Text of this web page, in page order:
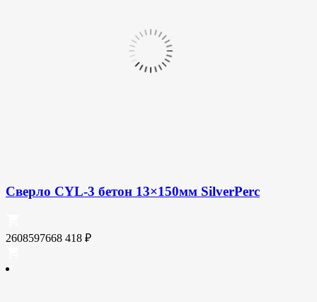
Сверло CYL-3 бетон 13×150мм SilverPerc
2608597668 418 ₽